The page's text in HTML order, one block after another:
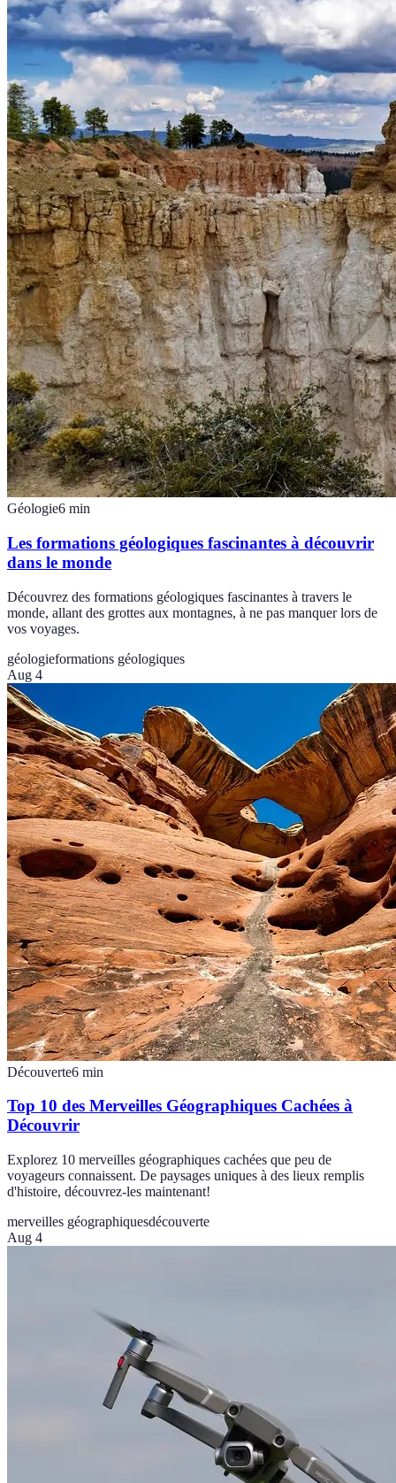
Géologie6 min
Les formations géologiques fascinantes à découvrir
dans le monde
Découvrez des formations géologiques fascinantes à travers le
monde, allant des grottes aux montagnes, à ne pas manquer lors de
vos voyages.
géologieformations géologiques
Aug 4
Découverte6 min
Top 10 des Merveilles Géographiques Cachées à
Découvrir
Explorez 10 merveilles géographiques cachées que peu de
voyageurs connaissent. De paysages uniques à des lieux remplis
d'histoire, découvrez-les maintenant!
merveilles géographiquesdécouverte
Aug 4